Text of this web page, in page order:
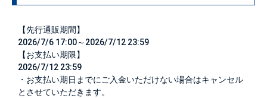
【先行通販期間】
2026/7/6 17:00～2026/7/12 23:59
【お支払い期限】
2026/7/12 23:59
・お支払い期日までにご入金いただけない場合はキャンセル
とさせていただきます。